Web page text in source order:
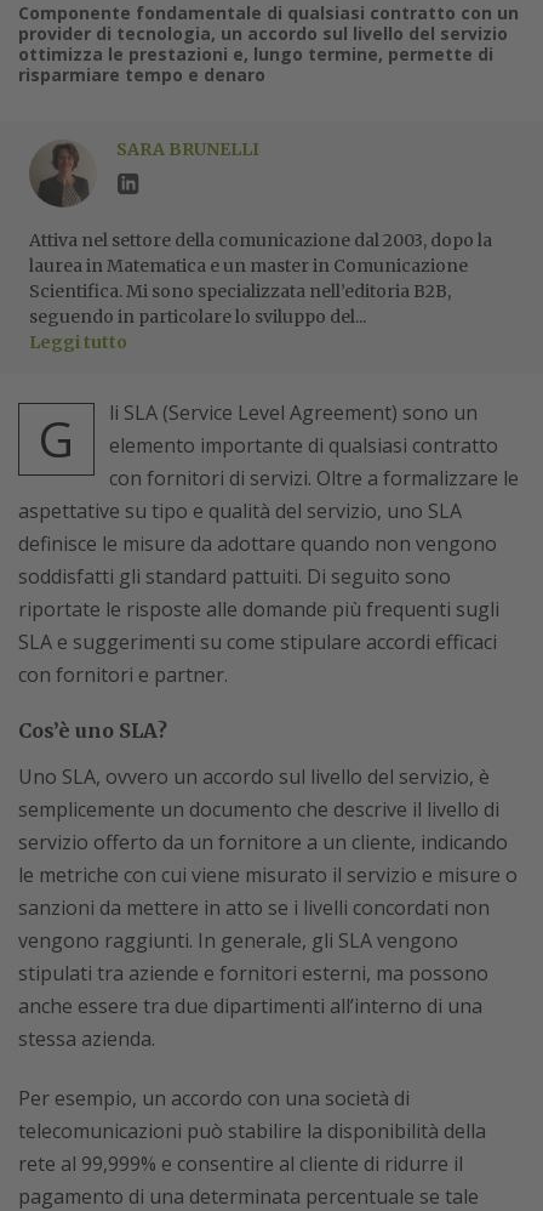
Componente fondamentale di qualsiasi contratto con un
provider di tecnologia, un accordo sul livello del servizio
ottimizza le prestazioni e, lungo termine, permette di
risparmiare tempo e denaro
SARA BRUNELLI
Attiva nel settore della comunicazione dal 2003, dopo la
laurea in Matematica e un master in Comunicazione
Scientifica. Mi sono specializzata nell’editoria B2B,
seguendo in particolare lo sviluppo del...
Leggi tutto
G
li SLA (Service Level Agreement) sono un
elemento importante di qualsiasi contratto
con fornitori di servizi. Oltre a formalizzare le
aspettative su tipo e qualità del servizio, uno SLA
definisce le misure da adottare quando non vengono
soddisfatti gli standard pattuiti. Di seguito sono
riportate le risposte alle domande più frequenti sugli
SLA e suggerimenti su come stipulare accordi efficaci
con fornitori e partner.
Cos’è uno SLA?
Uno SLA, ovvero un accordo sul livello del servizio, è
semplicemente un documento che descrive il livello di
servizio offerto da un fornitore a un cliente, indicando
le metriche con cui viene misurato il servizio e misure o
sanzioni da mettere in atto se i livelli concordati non
vengono raggiunti. In generale, gli SLA vengono
stipulati tra aziende e fornitori esterni, ma possono
anche essere tra due dipartimenti all’interno di una
stessa azienda.
Per esempio, un accordo con una società di
telecomunicazioni può stabilire la disponibilità della
rete al 99,999% e consentire al cliente di ridurre il
pagamento di una determinata percentuale se tale